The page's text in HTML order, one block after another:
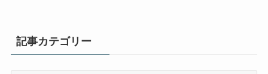
記事カテゴリー